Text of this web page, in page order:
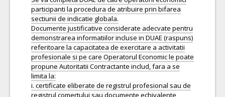
participanti la procedura de atribuire prin bifarea
sectiunii de indicatie globala.
Documente justificative considerate adecvate pentru
demonstrarea informatiilor incluse in DUAE (raspuns)
referitoare la capacitatea de exercitare a activitatii
profesionale si pe care Operatorul Economic le poate
propune Autoritatii Contractante includ, fara a se
limita la:
i. certificate eliberate de registrul profesional sau de
registrul comertului sau documente echivalente